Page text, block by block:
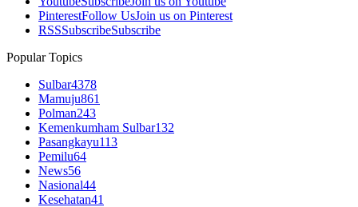
PinterestFollow UsJoin us on Pinterest
RSSSubscribeSubscribe
Popular Topics
Sulbar4378
Mamuju861
Polman243
Kemenkumham Sulbar132
Pasangkayu113
Pemilu64
News56
Nasional44
Kesehatan41